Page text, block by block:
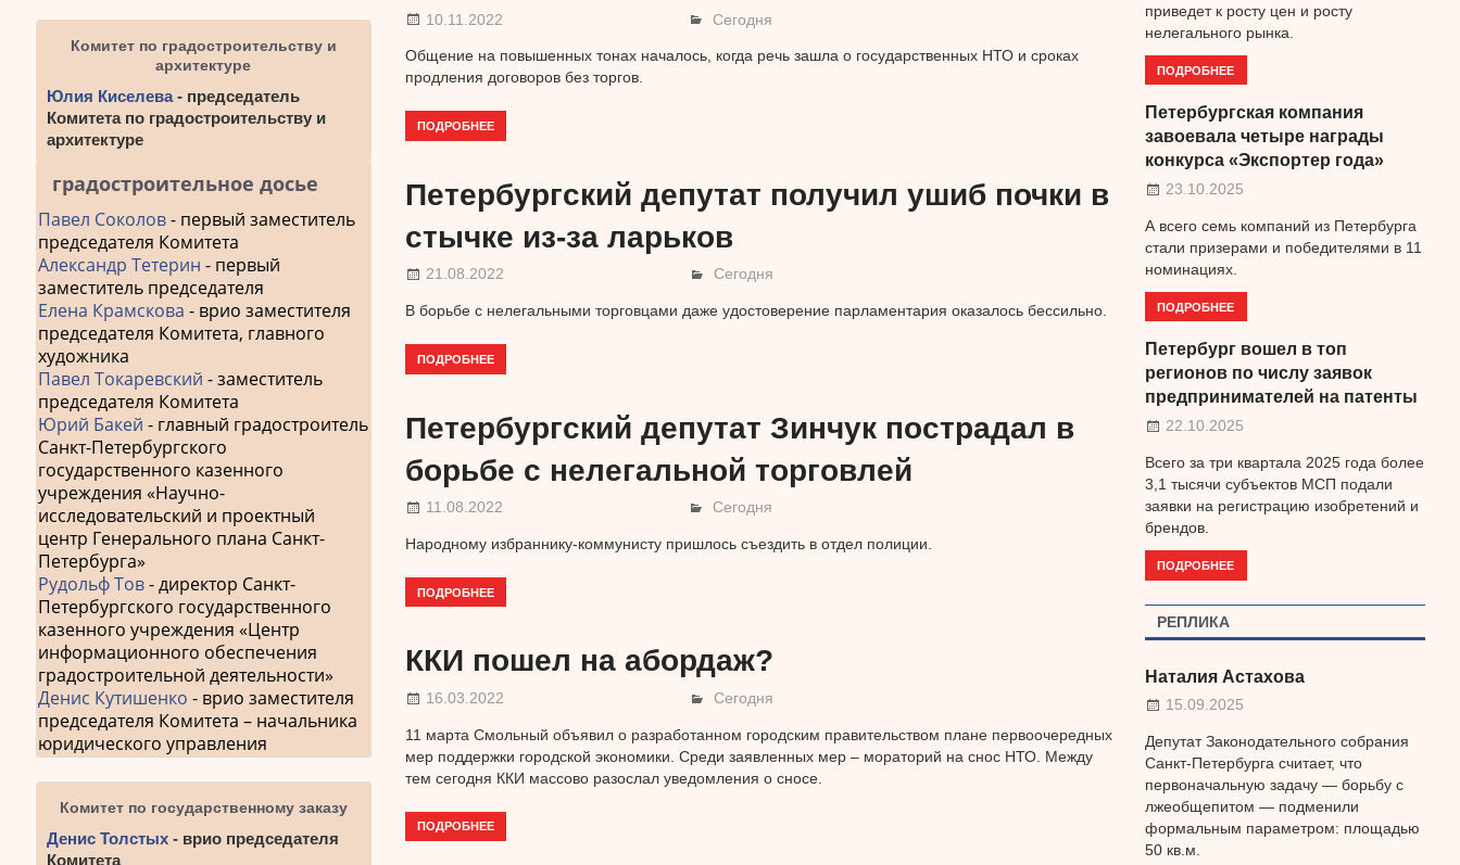
10.11.2022 Сегодня
Общение на повышенных тонах началось, когда речь зашла о государственных НТО и сроках
продления договоров без торгов.
ПОДРОБНЕЕ
Петербургский депутат получил ушиб почки в
стычке из-за ларьков
21.08.2022 Сегодня
В борьбе с нелегальными торговцами даже удостоверение парламентария оказалось бессильно.
ПОДРОБНЕЕ
Петербургский депутат Зинчук пострадал в
борьбе с нелегальной торговлей
11.08.2022 Сегодня
Народному избраннику-коммунисту пришлось съездить в отдел полиции.
ПОДРОБНЕЕ
ККИ пошел на абордаж?
16.03.2022 Сегодня
11 марта Смольный объявил о разработанном городским правительством плане первоочередных
мер поддержки городской экономики. Среди заявленных мер – мораторий на снос НТО. Между
тем сегодня ККИ массово разослал уведомления о сносе.
ПОДРОБНЕЕ
Комитет по градостроительству и
архитектуре
Юлия Киселева- председатель
Комитета по градостроительству и
архитектуре
градостроительное досье
Павел Соколов- первый заместитель
председателя Комитета
Александр Тетерин - первый
заместитель председателя
Елена Крамскова - врио заместителя
председателя Комитета, главного
художника
Павел Токаревский - заместитель
председателя Комитета
Юрий Бакей - главный градостроитель
Санкт-Петербургского
государственного казенного
учреждения «Научно-
исследовательский и проектный
центр Генерального плана Санкт-
Петербурга»
Рудольф Тов- директор Санкт-
Петербургского государственного
казенного учреждения «Центр
информационного обеспечения
градостроительной деятельности»
Денис Кутишенко - врио заместителя
председателя Комитета – начальника
юридического управления
Комитет по государственному заказу
Денис Толстых - врио председателя
Комитета
приведет к росту цен и росту
нелегального рынка.
ПОДРОБНЕЕ
Петербургская компания
завоевала четыре награды
конкурса «Экспортер года»
23.10.2025
А всего семь компаний из Петербурга
стали призерами и победителями в 11
номинациях.
ПОДРОБНЕЕ
Петербург вошел в топ
регионов по числу заявок
предпринимателей на патенты
22.10.2025
Всего за три квартала 2025 года более
3,1 тысячи субъектов МСП подали
заявки на регистрацию изобретений и
брендов.
ПОДРОБНЕЕ
РЕПЛИКА
Наталия Астахова
15.09.2025
Депутат Законодательного собрания
Санкт-Петербурга считает, что
первоначальную задачу — борьбу с
лжеобщепитом — подменили
формальным параметром: площадью
50 кв.м.